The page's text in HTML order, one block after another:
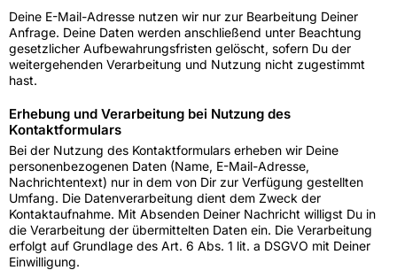
Deine E-Mail-Adresse nutzen wir nur zur Bearbeitung Deiner
Anfrage. Deine Daten werden anschließend unter Beachtung
gesetzlicher Aufbewahrungsfristen gelöscht, sofern Du der
weitergehenden Verarbeitung und Nutzung nicht zugestimmt
hast.
Erhebung und Verarbeitung bei Nutzung des
Kontaktformulars
Bei der Nutzung des Kontaktformulars erheben wir Deine
personenbezogenen Daten (Name, E-Mail-Adresse,
Nachrichtentext) nur in dem von Dir zur Verfügung gestellten
Umfang. Die Datenverarbeitung dient dem Zweck der
Kontaktaufnahme. Mit Absenden Deiner Nachricht willigst Du in
die Verarbeitung der übermittelten Daten ein. Die Verarbeitung
erfolgt auf Grundlage des Art. 6 Abs. 1 lit. a DSGVO mit Deiner
Einwilligung.